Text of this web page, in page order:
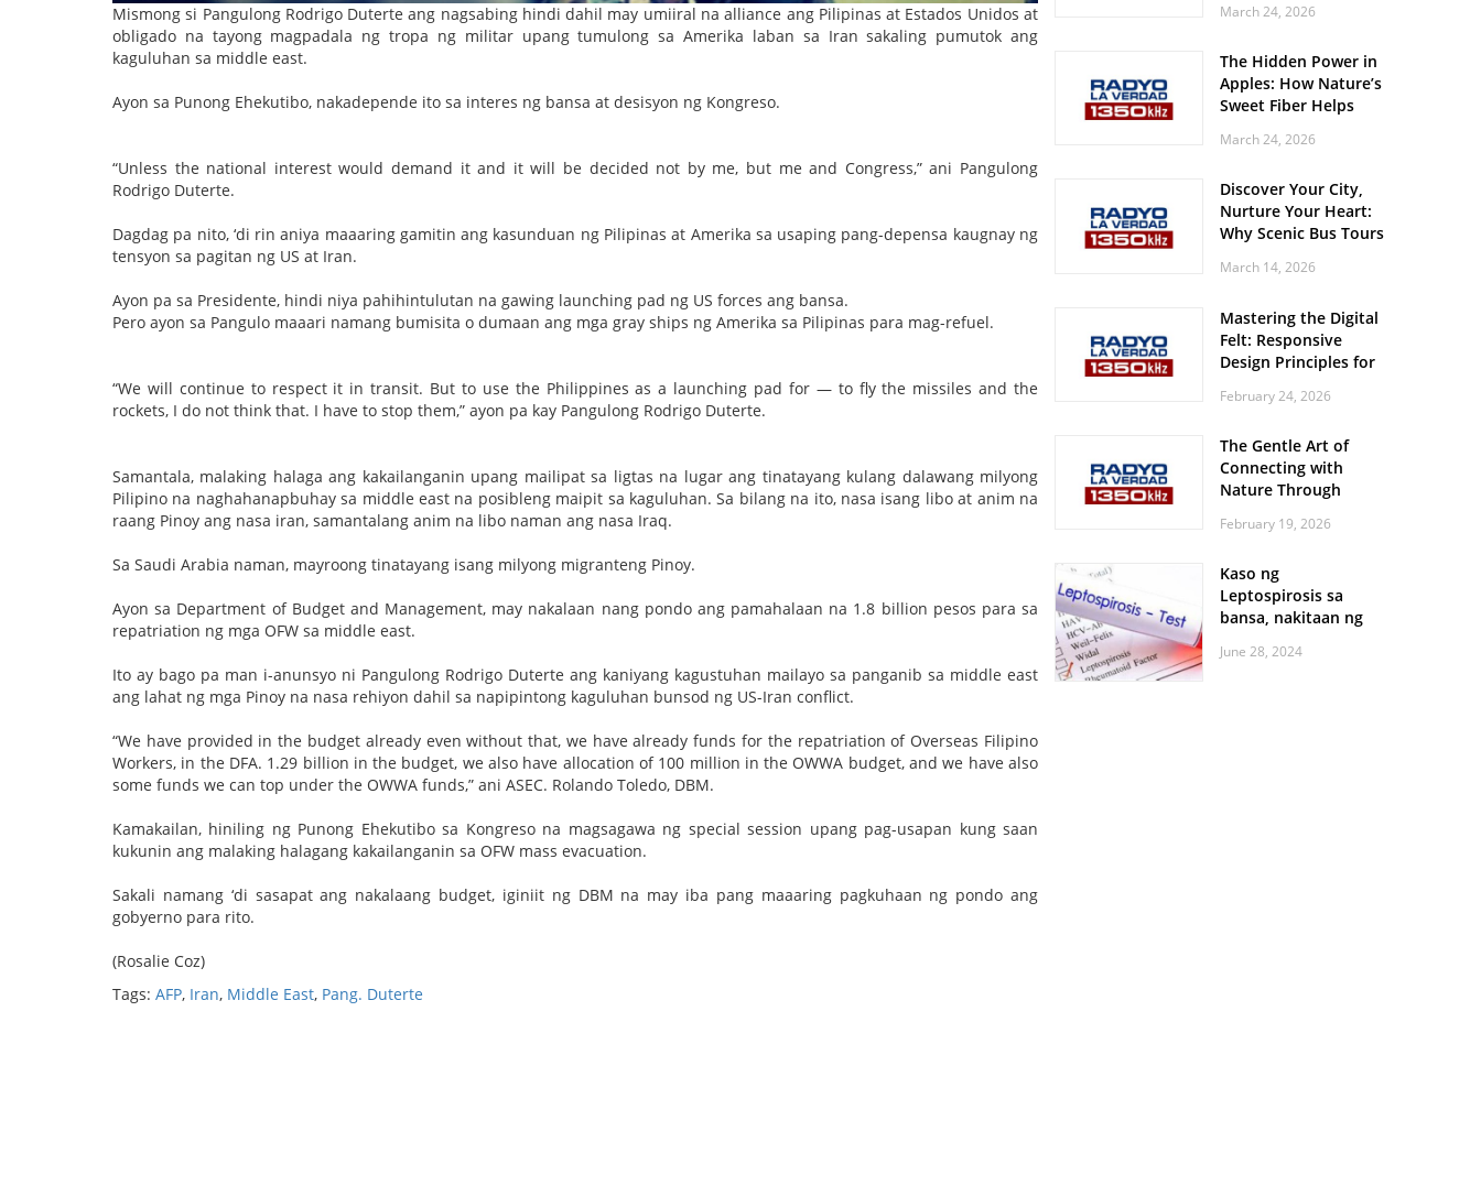
Mismong si Pangulong Rodrigo Duterte ang nagsabing hindi dahil may umiiral na alliance ang Pilipinas at Estados Unidos at
obligado na tayong magpadala ng tropa ng militar upang tumulong sa Amerika laban sa Iran sakaling pumutok ang
kaguluhan sa middle east.
Ayon sa Punong Ehekutibo, nakadepende ito sa interes ng bansa at desisyon ng Kongreso.
“Unless the national interest would demand it and it will be decided not by me, but me and Congress,” ani Pangulong
Rodrigo Duterte.
Dagdag pa nito, ‘di rin aniya maaaring gamitin ang kasunduan ng Pilipinas at Amerika sa usaping pang-depensa kaugnay ng
tensyon sa pagitan ng US at Iran.
Ayon pa sa Presidente, hindi niya pahihintulutan na gawing launching pad ng US forces ang bansa.
Pero ayon sa Pangulo maaari namang bumisita o dumaan ang mga gray ships ng Amerika sa Pilipinas para mag-refuel.
“We will continue to respect it in transit. But to use the Philippines as a launching pad for — to fly the missiles and the
rockets, I do not think that. I have to stop them,” ayon pa kay Pangulong Rodrigo Duterte.
Samantala, malaking halaga ang kakailanganin upang mailipat sa ligtas na lugar ang tinatayang kulang dalawang milyong
Pilipino na naghahanapbuhay sa middle east na posibleng maipit sa kaguluhan. Sa bilang na ito, nasa isang libo at anim na
raang Pinoy ang nasa iran, samantalang anim na libo naman ang nasa Iraq.
Sa Saudi Arabia naman, mayroong tinatayang isang milyong migranteng Pinoy.
Ayon sa Department of Budget and Management, may nakalaan nang pondo ang pamahalaan na 1.8 billion pesos para sa
repatriation ng mga OFW sa middle east.
Ito ay bago pa man i-anunsyo ni Pangulong Rodrigo Duterte ang kaniyang kagustuhan mailayo sa panganib sa middle east
ang lahat ng mga Pinoy na nasa rehiyon dahil sa napipintong kaguluhan bunsod ng US-Iran conflict.
“We have provided in the budget already even without that, we have already funds for the repatriation of Overseas Filipino
Workers, in the DFA. 1.29 billion in the budget, we also have allocation of 100 million in the OWWA budget, and we have also
some funds we can top under the OWWA funds,” ani ASEC. Rolando Toledo, DBM.
Kamakailan, hiniling ng Punong Ehekutibo sa Kongreso na magsagawa ng special session upang pag-usapan kung saan
kukunin ang malaking halagang kakailanganin sa OFW mass evacuation.
Sakali namang ‘di sasapat ang nakalaang budget, iginiit ng DBM na may iba pang maaaring pagkuhaan ng pondo ang
gobyerno para rito.
(Rosalie Coz)
Tags: AFP, Iran, Middle East, Pang. Duterte
and Vitality
March 24, 2026
The Hidden Power in
Apples: How Nature’s
Sweet Fiber Helps
Steady and Smooth
March 24, 2026
Discover Your City,
Nurture Your Heart:
Why Scenic Bus Tours
Practice
March 14, 2026
Mastering the Digital
Felt: Responsive
Design Principles for
February 24, 2026
The Gentle Art of
Connecting with
Nature Through
Walks
February 19, 2026
Kaso ng
Leptospirosis sa
bansa, nakitaan ng
June 28, 2024